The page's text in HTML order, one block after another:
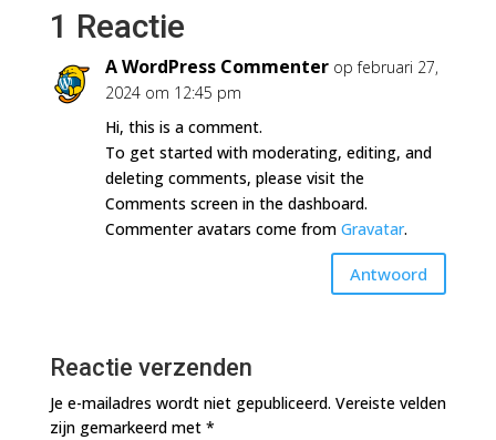
1 Reactie
A WordPress Commenter op februari 27,
2024 om 12:45 pm
Hi, this is a comment.
To get started with moderating, editing, and
deleting comments, please visit the
Comments screen in the dashboard.
Commenter avatars come from Gravatar.
Antwoord
Reactie verzenden
Je e-mailadres wordt niet gepubliceerd. Vereiste velden
zijn gemarkeerd met *